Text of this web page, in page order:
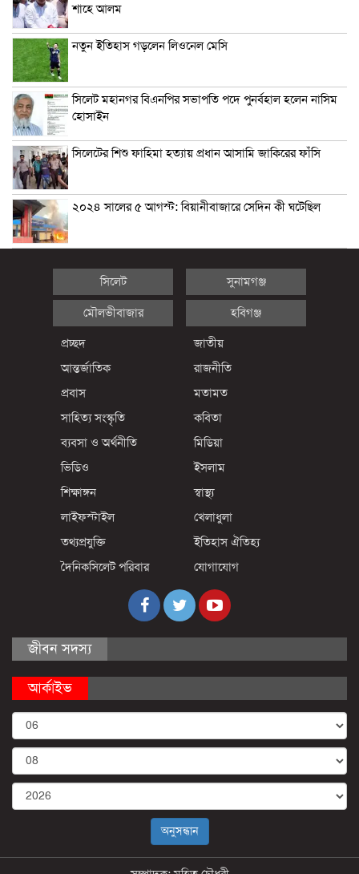
শাহে আলম
নতুন ইতিহাস গড়লেন লিওনেল মেসি
সিলেট মহানগর বিএনপির সভাপতি পদে পুনর্বহাল হলেন নাসিম
হোসাইন
সিলেটের শিশু ফাহিমা হত্যায় প্রধান আসামি জাকিরের ফাঁসি
২০২৪ সালের ৫ আগস্ট: বিয়ানীবাজারে সেদিন কী ঘটেছিল
সিলেট সুনামগঞ্জ
মৌলভীবাজার হবিগঞ্জ
প্রচ্ছদ
জাতীয়
আন্তর্জাতিক
রাজনীতি
প্রবাস
মতামত
সাহিত্য সংস্কৃতি
কবিতা
ব্যবসা ও অর্থনীতি
মিডিয়া
ভিডিও
ইসলাম
শিক্ষাঙ্গন
স্বাস্থ্য
লাইফস্টাইল
খেলাধুলা
তথ্যপ্রযুক্তি
ইতিহাস ঐতিহ্য
দৈনিকসিলেট পরিবার
যোগাযোগ
জীবন সদস্য
আর্কাইভ